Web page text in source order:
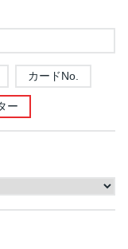
カードNo.
ー